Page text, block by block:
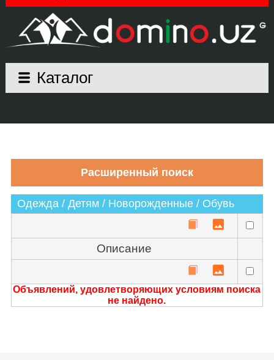
Каталог
Одежда / Детям / Новорожденные / Обувь
Описание
Объявлений, удовлетворяющих условиям поиска
не найдено.